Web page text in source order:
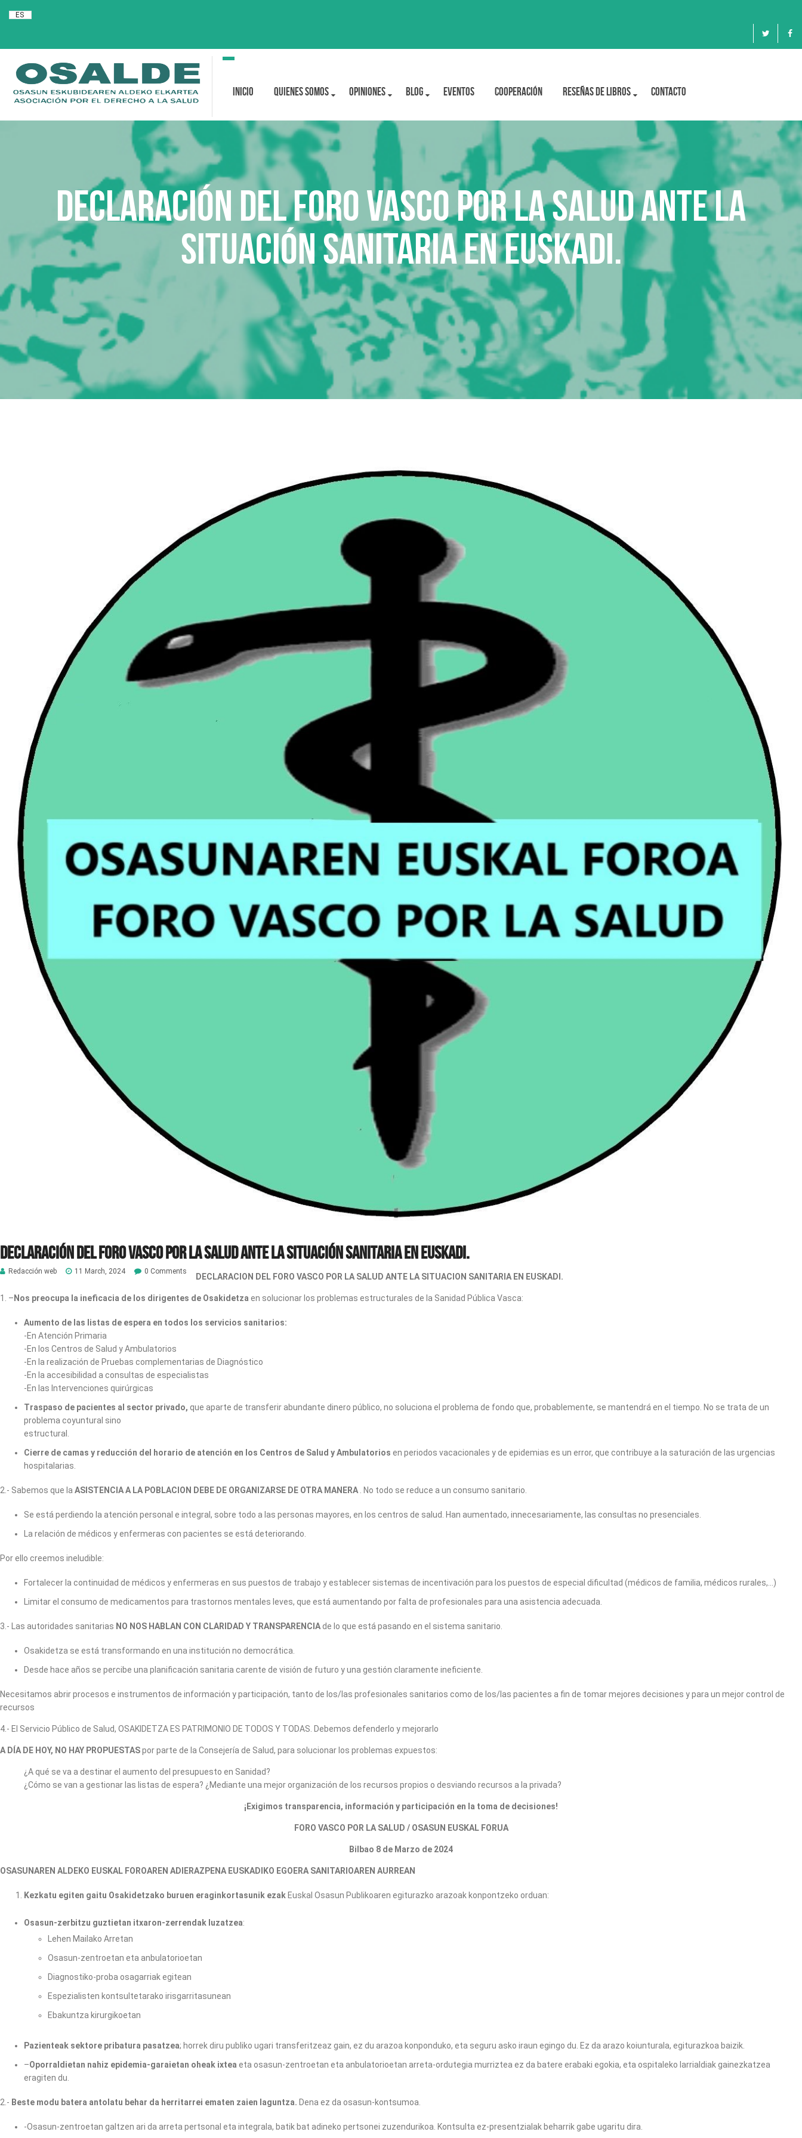
ES
Toggle
Inicio Quienes Somos OPINIONES BLOG Eventos Cooperación Reseñas de libros Contacto
DECLARACIÓN DEL FORO VASCO POR LA SALUD ANTE LA
SITUACIÓN SANITARIA EN EUSKADI.
DECLARACIÓN DEL FORO VASCO POR LA SALUD ANTE LA SITUACIÓN SANITARIA EN EUSKADI.
Redacción web 11 March, 2024 0 Comments
DECLARACION DEL FORO VASCO POR LA SALUD ANTE LA SITUACION SANITARIA EN EUSKADI.
1. – Nos preocupa la ineficacia de los dirigentes de Osakidetza en solucionar los problemas estructurales de la Sanidad Pública Vasca:
Aumento de las listas de espera en todos los servicios sanitarios:
-En Atención Primaria
-En los Centros de Salud y Ambulatorios
-En la realización de Pruebas complementarias de Diagnóstico
-En la accesibilidad a consultas de especialistas
-En las Intervenciones quirúrgicas
Traspaso de pacientes al sector privado, que aparte de transferir abundante dinero público, no soluciona el problema de fondo que, probablemente, se mantendrá en el tiempo. No se trata de un
problema coyuntural sino
estructural.
Cierre de camas y reducción del horario de atención en los Centros de Salud y Ambulatorios en periodos vacacionales y de epidemias es un error, que contribuye a la saturación de las urgencias
hospitalarias.
2.- Sabemos que la ASISTENCIA A LA POBLACION DEBE DE ORGANIZARSE DE OTRA MANERA . No todo se reduce a un consumo sanitario.
Se está perdiendo la atención personal e integral, sobre todo a las personas mayores, en los centros de salud. Han aumentado, innecesariamente, las consultas no presenciales.
La relación de médicos y enfermeras con pacientes se está deteriorando.
Por ello creemos ineludible:
Fortalecer la continuidad de médicos y enfermeras en sus puestos de trabajo y establecer sistemas de incentivación para los puestos de especial dificultad (médicos de familia, médicos rurales,…)
Limitar el consumo de medicamentos para trastornos mentales leves, que está aumentando por falta de profesionales para una asistencia adecuada.
3.- Las autoridades sanitarias NO NOS HABLAN CON CLARIDAD Y TRANSPARENCIA de lo que está pasando en el sistema sanitario.
Osakidetza se está transformando en una institución no democrática.
Desde hace años se percibe una planificación sanitaria carente de visión de futuro y una gestión claramente ineficiente.
Necesitamos abrir procesos e instrumentos de información y participación, tanto de los/las profesionales sanitarios como de los/las pacientes a fin de tomar mejores decisiones y para un mejor control de
recursos
4.- El Servicio Público de Salud, OSAKIDETZA ES PATRIMONIO DE TODOS Y TODAS. Debemos defenderlo y mejorarlo
A DÍA DE HOY, NO HAY PROPUESTASpor parte de la Consejería de Salud, para solucionar los problemas expuestos:
¿A qué se va a destinar el aumento del presupuesto en Sanidad?
¿Cómo se van a gestionar las listas de espera? ¿Mediante una mejor organización de los recursos propios o desviando recursos a la privada?
¡Exigimos transparencia, información y participación en la toma de decisiones!
FORO VASCO POR LA SALUD / OSASUN EUSKAL FORUA
Bilbao 8 de Marzo de 2024
OSASUNAREN ALDEKO EUSKAL FOROAREN ADIERAZPENA EUSKADIKO EGOERA SANITARIOAREN AURREAN
Kezkatu egiten gaitu Osakidetzako buruen eraginkortasunik ezak Euskal Osasun Publikoaren egiturazko arazoak konpontzeko orduan:
Osasun-zerbitzu guztietan itxaron-zerrendak luzatzea:
Lehen Mailako Arretan
Osasun-zentroetan eta anbulatorioetan
Diagnostiko-proba osagarriak egitean
Espezialisten kontsultetarako irisgarritasunean
Ebakuntza kirurgikoetan
Pazienteak sektore pribatura pasatzea; horrek diru publiko ugari transferitzeaz gain, ez du arazoa konponduko, eta seguru asko iraun egingo du. Ez da arazo koiunturala, egiturazkoa baizik.
–Oporraldietan nahiz epidemia-garaietan oheak ixtea eta osasun-zentroetan eta anbulatorioetan arreta-ordutegia murriztea ez da batere erabaki egokia, eta ospitaleko larrialdiak gainezkatzea
eragiten du.
2.- Beste modu batera antolatu behar da herritarrei ematen zaien laguntza. Dena ez da osasun-kontsumoa.
-Osasun-zentroetan galtzen ari da arreta pertsonal eta integrala, batik bat adineko pertsonei zuzendurikoa. Kontsulta ez-presentzialak beharrik gabe ugaritu dira.